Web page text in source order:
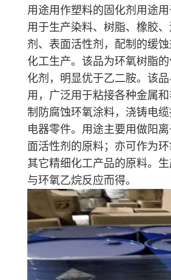
用途用作塑料的固化剂用途
用于生产染料、树脂、橡胶
剂、表面活性剂，配制的缓
化工生产。该品为环氧树脂
化剂，明显优于乙二胺。该
用，广泛用于粘接各种金属
制防腐蚀环氧涂料，浇铸电
电器零件。用途主要用做阳
面活性剂的原料；亦可作为环
其它精细化工产品的原料。
与环氧乙烷反应而得。